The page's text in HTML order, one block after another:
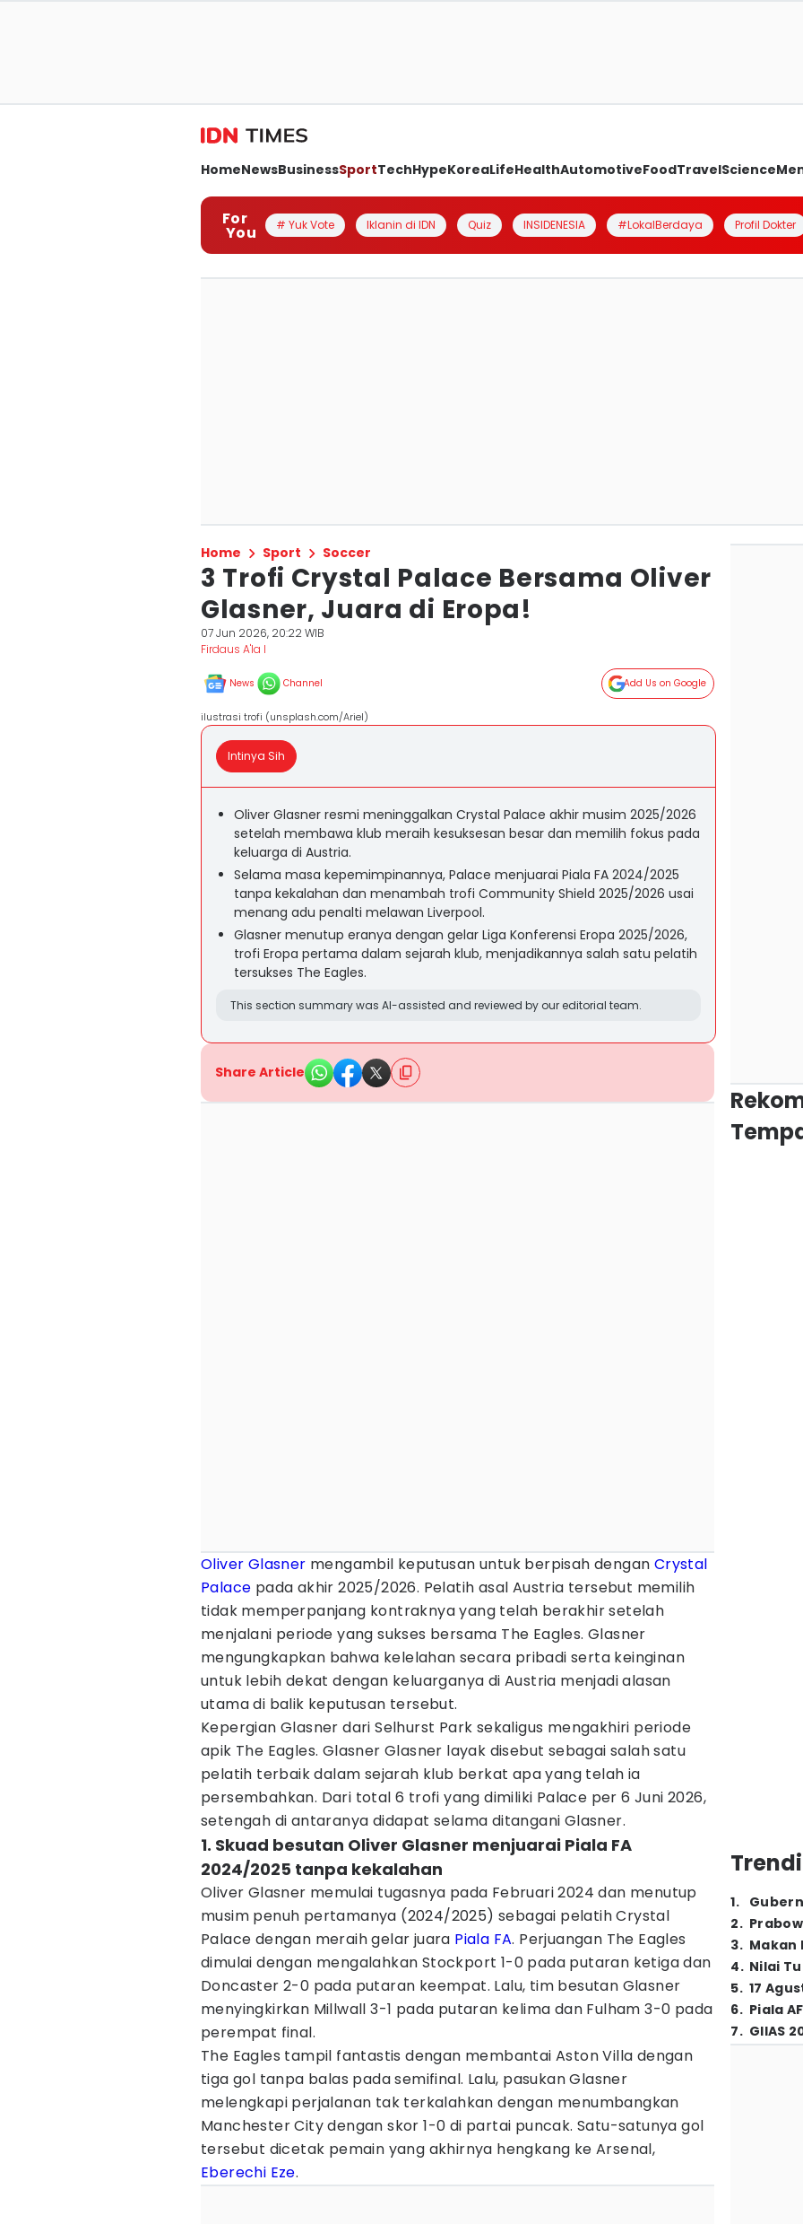
HomeNewsBusinessSportTechHypeKoreaLifeHealthAutomotiveFoodTravelScience
For
You # Yuk Vote Iklanin di IDN Quiz INSIDENESIA #LokalBerdaya Profil Dokter
Home Sport Soccer
3 Trofi Crystal Palace Bersama Oliver
Glasner, Juara di Eropa!
07 Jun 2026, 20:22 WIB
Firdaus A'la I
News Channel Add Us on Google
ilustrasi trofi (unsplash.com/Ariel)
Intinya Sih
Oliver Glasner resmi meninggalkan Crystal Palace akhir musim 2025/2026
setelah membawa klub meraih kesuksesan besar dan memilih fokus pada
keluarga di Austria.
Selama masa kepemimpinannya, Palace menjuarai Piala FA 2024/2025
tanpa kekalahan dan menambah trofi Community Shield 2025/2026 usai
menang adu penalti melawan Liverpool.
Glasner menutup eranya dengan gelar Liga Konferensi Eropa 2025/2026,
trofi Eropa pertama dalam sejarah klub, menjadikannya salah satu pelatih
tersukses The Eagles.
This section summary was AI-assisted and reviewed by our editorial team.
Share Article
Oliver Glasner mengambil keputusan untuk berpisah dengan Crystal
Palace pada akhir 2025/2026. Pelatih asal Austria tersebut memilih
tidak memperpanjang kontraknya yang telah berakhir setelah
menjalani periode yang sukses bersama The Eagles. Glasner
mengungkapkan bahwa kelelahan secara pribadi serta keinginan
untuk lebih dekat dengan keluarganya di Austria menjadi alasan
utama di balik keputusan tersebut.
Kepergian Glasner dari Selhurst Park sekaligus mengakhiri periode
apik The Eagles. Glasner Glasner layak disebut sebagai salah satu
pelatih terbaik dalam sejarah klub berkat apa yang telah ia
persembahkan. Dari total 6 trofi yang dimiliki Palace per 6 Juni 2026,
setengah di antaranya didapat selama ditangani Glasner.
1. Skuad besutan Oliver Glasner menjuarai Piala FA
2024/2025 tanpa kekalahan
Oliver Glasner memulai tugasnya pada Februari 2024 dan menutup
musim penuh pertamanya (2024/2025) sebagai pelatih Crystal
Palace dengan meraih gelar juara Piala FA. Perjuangan The Eagles
dimulai dengan mengalahkan Stockport 1-0 pada putaran ketiga dan
Doncaster 2-0 pada putaran keempat. Lalu, tim besutan Glasner
menyingkirkan Millwall 3-1 pada putaran kelima dan Fulham 3-0 pada
perempat final.
The Eagles tampil fantastis dengan membantai Aston Villa dengan
tiga gol tanpa balas pada semifinal. Lalu, pasukan Glasner
melengkapi perjalanan tak terkalahkan dengan menumbangkan
Manchester City dengan skor 1-0 di partai puncak. Satu-satunya gol
tersebut dicetak pemain yang akhirnya hengkang ke Arsenal,
Eberechi Eze.
1.
2.
3. Makan
4. Nilai
5. 17
6. Piala
7. GIIAS